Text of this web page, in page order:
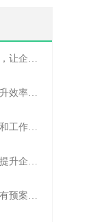
北京租车（公司班车租赁）服务，让企业员工出行更轻松
（企业租班车）企业节省成本提升效率选择，租班车注意事
（企业班车）一种提升员工福利和工作效率的重要工具
（企业接送员工上下班的班车）提升企业形象与员工福利的
（通勤班车）企业通勤班车应急有预案，啥事也不怕